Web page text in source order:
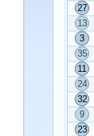
27
13
3
35
11
24
32
9
23